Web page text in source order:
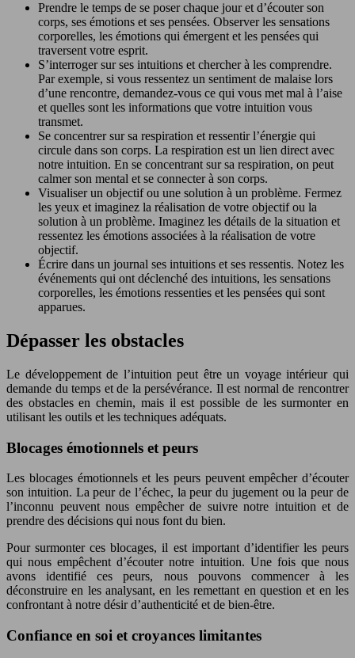
Prendre le temps de se poser chaque jour et d’écouter son
corps, ses émotions et ses pensées. Observer les sensations
corporelles, les émotions qui émergent et les pensées qui
traversent votre esprit.
S’interroger sur ses intuitions et chercher à les comprendre.
Par exemple, si vous ressentez un sentiment de malaise lors
d’une rencontre, demandez-vous ce qui vous met mal à l’aise
et quelles sont les informations que votre intuition vous
transmet.
Se concentrer sur sa respiration et ressentir l’énergie qui
circule dans son corps. La respiration est un lien direct avec
notre intuition. En se concentrant sur sa respiration, on peut
calmer son mental et se connecter à son corps.
Visualiser un objectif ou une solution à un problème. Fermez
les yeux et imaginez la réalisation de votre objectif ou la
solution à un problème. Imaginez les détails de la situation et
ressentez les émotions associées à la réalisation de votre
objectif.
Écrire dans un journal ses intuitions et ses ressentis. Notez les
événements qui ont déclenché des intuitions, les sensations
corporelles, les émotions ressenties et les pensées qui sont
apparues.
Dépasser les obstacles
Le développement de l’intuition peut être un voyage intérieur qui
demande du temps et de la persévérance. Il est normal de rencontrer
des obstacles en chemin, mais il est possible de les surmonter en
utilisant les outils et les techniques adéquats.
Blocages émotionnels et peurs
Les blocages émotionnels et les peurs peuvent empêcher d’écouter
son intuition. La peur de l’échec, la peur du jugement ou la peur de
l’inconnu peuvent nous empêcher de suivre notre intuition et de
prendre des décisions qui nous font du bien.
Pour surmonter ces blocages, il est important d’identifier les peurs
qui nous empêchent d’écouter notre intuition. Une fois que nous
avons identifié ces peurs, nous pouvons commencer à les
déconstruire en les analysant, en les remettant en question et en les
confrontant à notre désir d’authenticité et de bien-être.
Confiance en soi et croyances limitantes